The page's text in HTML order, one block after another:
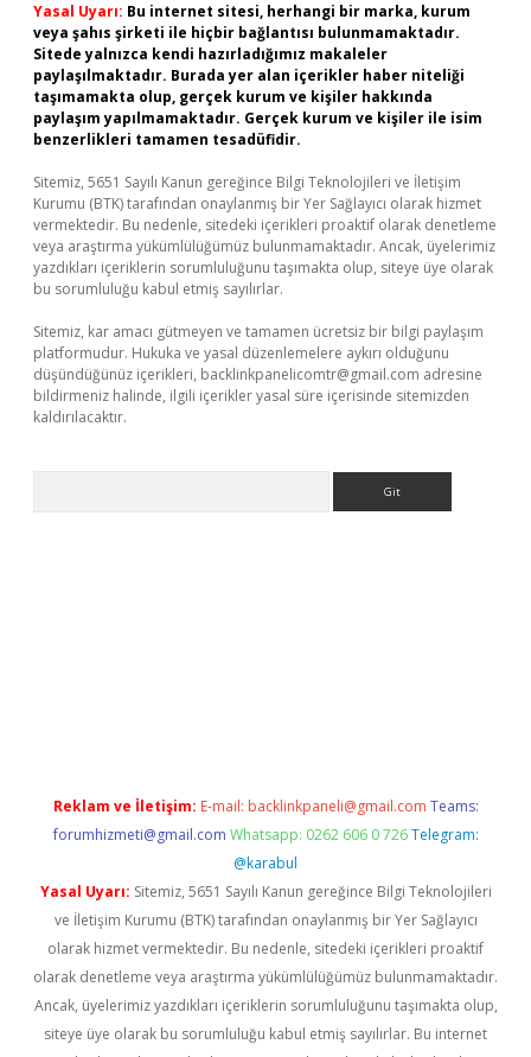
Yasal Uyarı: Bu internet sitesi, herhangi bir marka, kurum
veya şahıs şirketi ile hiçbir bağlantısı bulunmamaktadır.
Sitede yalnızca kendi hazırladığımız makaleler
paylaşılmaktadır. Burada yer alan içerikler haber niteliği
taşımamakta olup, gerçek kurum ve kişiler hakkında
paylaşım yapılmamaktadır. Gerçek kurum ve kişiler ile isim
benzerlikleri tamamen tesadüfidir.
Sitemiz, 5651 Sayılı Kanun gereğince Bilgi Teknolojileri ve İletişim
Kurumu (BTK) tarafından onaylanmış bir Yer Sağlayıcı olarak hizmet
vermektedir. Bu nedenle, sitedeki içerikleri proaktif olarak denetleme
veya araştırma yükümlülüğümüz bulunmamaktadır. Ancak, üyelerimiz
yazdıkları içeriklerin sorumluluğunu taşımakta olup, siteye üye olarak
bu sorumluluğu kabul etmiş sayılırlar.
Sitemiz, kar amacı gütmeyen ve tamamen ücretsiz bir bilgi paylaşım
platformudur. Hukuka ve yasal düzenlemelere aykırı olduğunu
düşündüğünüz içerikleri, backlinkpanelicomtr@gmail.com adresine
bildirmeniz halinde, ilgili içerikler yasal süre içerisinde sitemizden
kaldırılacaktır.
Reklam ve İletişim: E-mail: backlinkpaneli@gmail.com Teams:
forumhizmeti@gmail.com Whatsapp: 0262 606 0 726 Telegram:
@karabul
Yasal Uyarı: Sitemiz, 5651 Sayılı Kanun gereğince Bilgi Teknolojileri
ve İletişim Kurumu (BTK) tarafından onaylanmış bir Yer Sağlayıcı
olarak hizmet vermektedir. Bu nedenle, sitedeki içerikleri proaktif
olarak denetleme veya araştırma yükümlülüğümüz bulunmamaktadır.
Ancak, üyelerimiz yazdıkları içeriklerin sorumluluğunu taşımakta olup,
siteye üye olarak bu sorumluluğu kabul etmiş sayılırlar. Bu internet